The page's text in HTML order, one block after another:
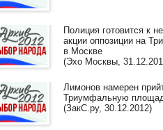
Полиция готовится к
акции оппозиции на
в Москве
(Эхо Москвы,
Лимонов намерен
Триумфальную
(ЗакС.ру, 30.12.2012)